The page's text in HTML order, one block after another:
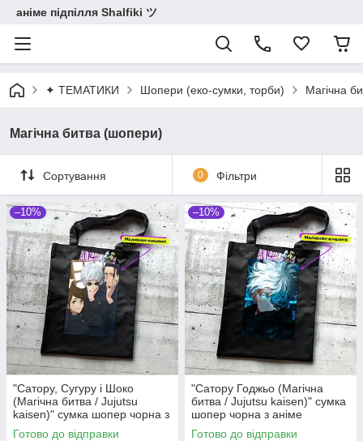
аніме підпілля Shalfiki ツ
✦ ТЕМАТИКИ Шопери (еко-сумки, торби) Магічна
Магічна битва (шопери)
Сортування 0 Фільтри
–10%
"Сатору, Сугуру і Шоко
(Магічна битва / Jujutsu
kaisen)" сумка шопер чорна з
аніме малюнком та кишенею
Готово до відправки
–10%
"Сатору Годжьо (Магічна
битва / Jujutsu kaisen)" сумка
шопер чорна з аніме
малюнком та кишенею
Готово до відправки